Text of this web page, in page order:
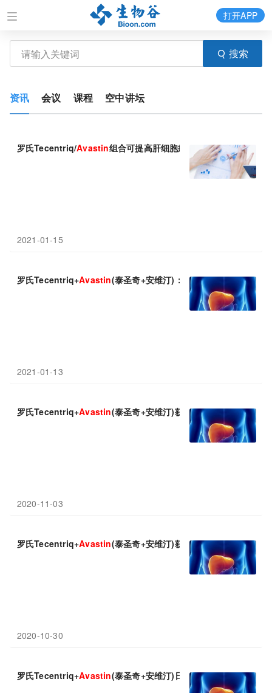
搜索
打开APP
资讯 会议 课程 空中讲坛
罗氏Tecentriq/Avastin组合可提高肝细胞癌的总体生存
2021-01-15
罗氏Tecentriq+Avastin(泰圣奇+安维汀)：中国患者中将生存期
2021-01-13
罗氏Tecentriq+Avastin(泰圣奇+安维汀)获欧盟批准，已在中国获
2020-11-03
罗氏Tecentriq+Avastin(泰圣奇+安维汀)获国家药监局批准！
2020-10-30
罗氏Tecentriq+Avastin(泰圣奇+安维汀)日本获批，中国进入优